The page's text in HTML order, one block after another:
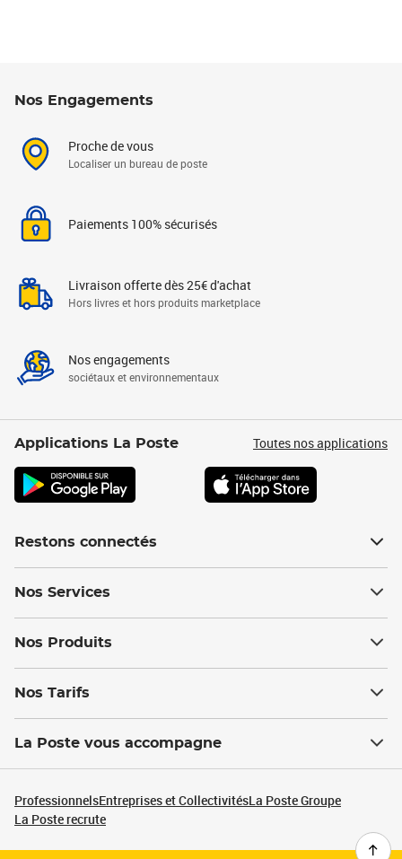
Nos Engagements
Proche de vous
Localiser un bureau de poste
Paiements 100% sécurisés
Livraison offerte dès 25€ d'achat
Hors livres et hors produits marketplace
Nos engagements
sociétaux et environnementaux
Applications La Poste Toutes nos applications
Restons connectés
Nos Services
Nos Produits
Nos Tarifs
La Poste vous accompagne
ProfessionnelsEntreprises et CollectivitésLa Poste Groupe
La Poste recrute